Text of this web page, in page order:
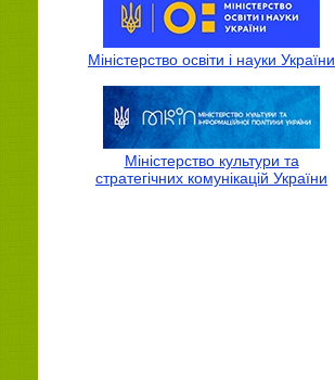
Міністерство освіти і науки України
Міністерство культури та
стратегічних комунікацій України